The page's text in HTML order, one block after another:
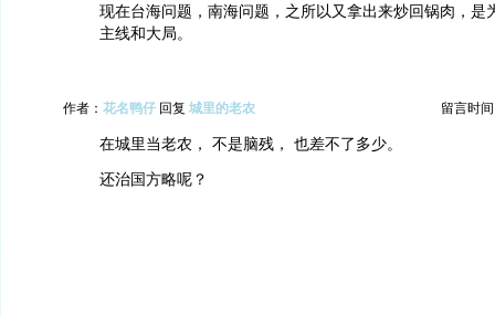
现在台海问题，南海问题，之所以又拿出来炒回锅肉，是
主线和大局。
作者： 花名鸭仔 回复 城里的老农 留言时间
在城里当老农， 不是脑残， 也差不了多少。
还治国方略呢？